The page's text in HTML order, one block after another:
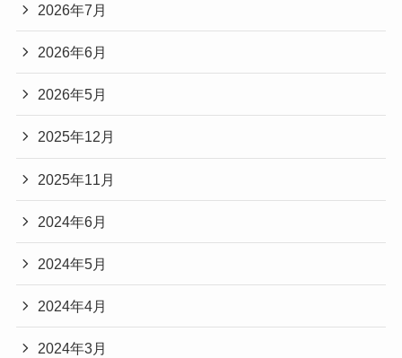
2026年7月
2026年6月
2026年5月
2025年12月
2025年11月
2024年6月
2024年5月
2024年4月
2024年3月